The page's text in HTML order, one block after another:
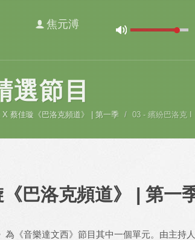
焦元溥